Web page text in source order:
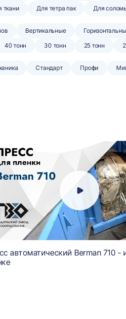
ткани Для тетра пак Для
Вертикальные
40 тонн 30 тонн 25 тонн
Стандарт Профи
автоматический Berman 710 -